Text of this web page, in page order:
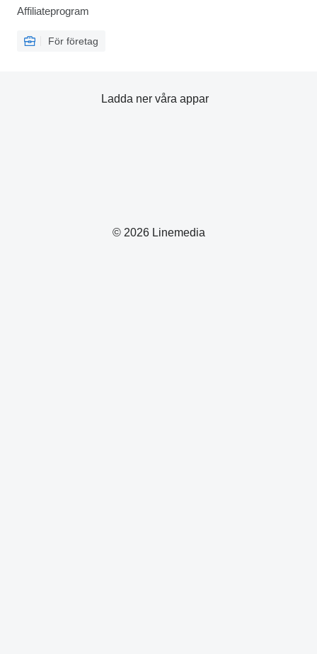
Affiliateprogram
För företag
© 2026 Linemedia
Ladda ner våra appar